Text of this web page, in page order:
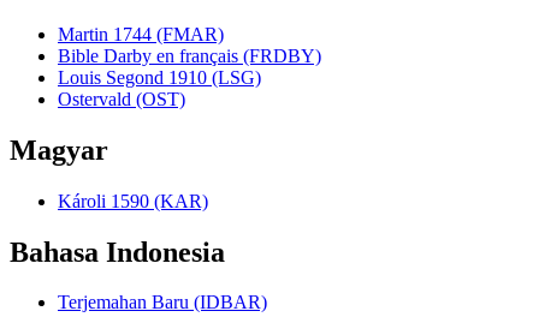
Martin 1744 (FMAR)
Bible Darby en français (FRDBY)
Louis Segond 1910 (LSG)
Ostervald (OST)
Magyar
Károli 1590 (KAR)
Bahasa Indonesia
Terjemahan Baru (IDBAR)